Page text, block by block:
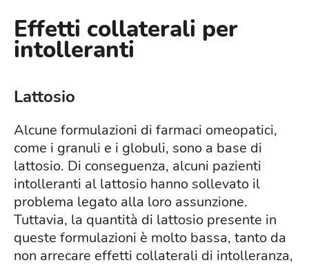
Effetti collaterali per
intolleranti
Lattosio
Alcune formulazioni di farmaci omeopatici,
come i granuli e i globuli, sono a base di
lattosio. Di conseguenza, alcuni pazienti
intolleranti al lattosio hanno sollevato il
problema legato alla loro assunzione.
Tuttavia, la quantità di lattosio presente in
queste formulazioni è molto bassa, tanto da
non arrecare effetti collaterali di intolleranza,